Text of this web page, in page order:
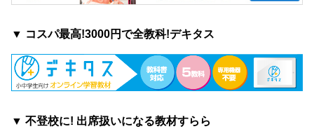
▼ コスパ最高!3000円で全教科!デキタス
▼ 不登校に! 出席扱いになる教材すらら